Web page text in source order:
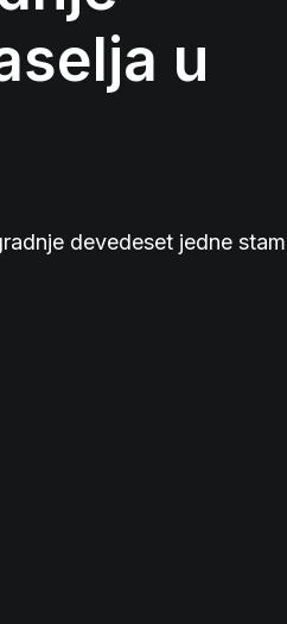
u
devedeset jedne